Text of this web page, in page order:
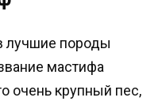
лучшие породы
мастифа
очень крупный пес,